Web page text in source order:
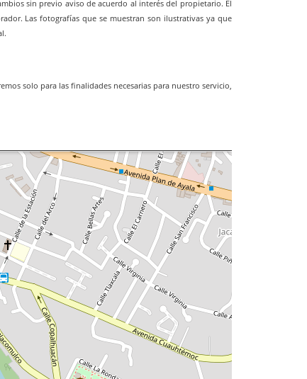
sin previo aviso de acuerdo al interés del propietario. El
Las fotografías que se muestran son ilustrativas ya que
solo para las finalidades necesarias para nuestro servicio,